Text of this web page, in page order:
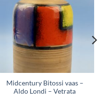
Midcentury Bitossi vaas –
Aldo Londi – Vetrata